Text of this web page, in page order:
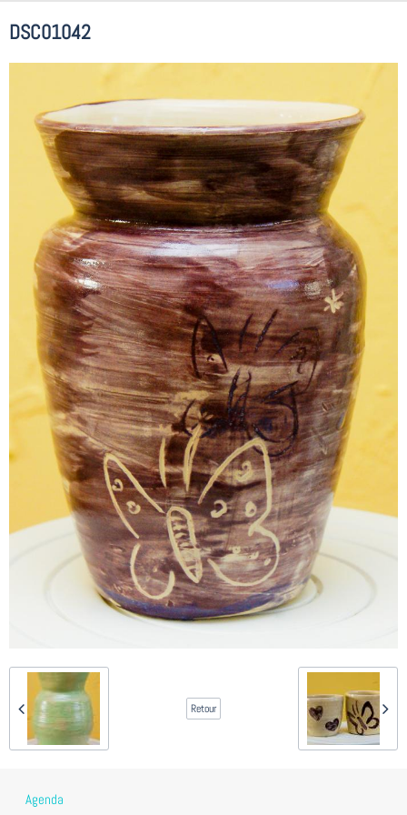
DSC01042
Retour
Agenda